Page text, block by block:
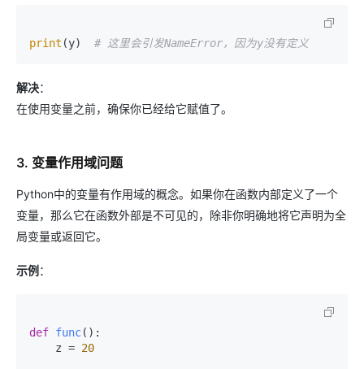
print (y) # 这里会引发NameError，因为y没有定义
解决：
在使用变量之前，确保你已经给它赋值了。
3. 变量作用域问题
Python中的变量有作用域的概念。如果你在函数内部定义了一个
变量，那么它在函数外部是不可见的，除非你明确地将它声明为全
局变量或返回它。
示例 ：
def func():
    z =
20